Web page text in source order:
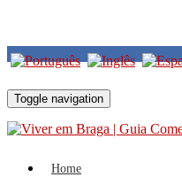
Toggle navigation
Home
Voltar
Serviços